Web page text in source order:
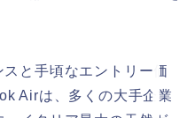
と手頃なエントリー価
Airは、多くの大手企業
お問い合わせ